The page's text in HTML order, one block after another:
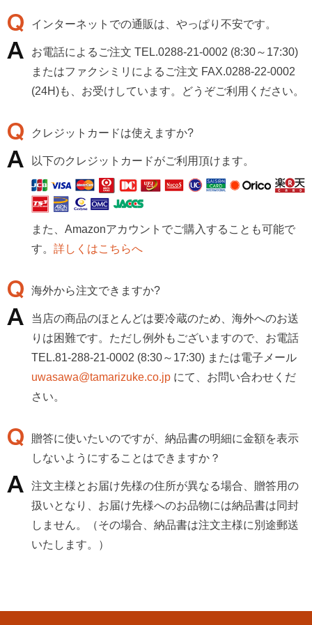
インターネットでの通販は、やっぱり不安です。
お電話によるご注文 TEL.0288-21-0002 (8:30～17:30)
またはファクシミリによるご注文 FAX.0288-22-0002
(24H)も、お受けしています。どうぞご利用ください。
クレジットカードは使えますか?
以下のクレジットカードがご利用頂けます。
また、Amazonアカウントでご購入することも可能で
す。 詳しくはこちらへ
海外から注文できますか?
当店の商品のほとんどは要冷蔵のため、海外へのお送
りは困難です。ただし例外もございますので、お電話
TEL.81-288-21-0002 (8:30～17:30) または電子メール
uwasawa@tamarizuke.co.jp にて、お問い合わせくだ
さい。
贈答に使いたいのですが、納品書の明細に金額を表示
しないようにすることはできますか？
注文主様とお届け先様の住所が異なる場合、贈答用の
扱いとなり、お届け先様へのお品物には納品書は同封
しません。（その場合、納品書は注文主様に別途郵送
いたします。）